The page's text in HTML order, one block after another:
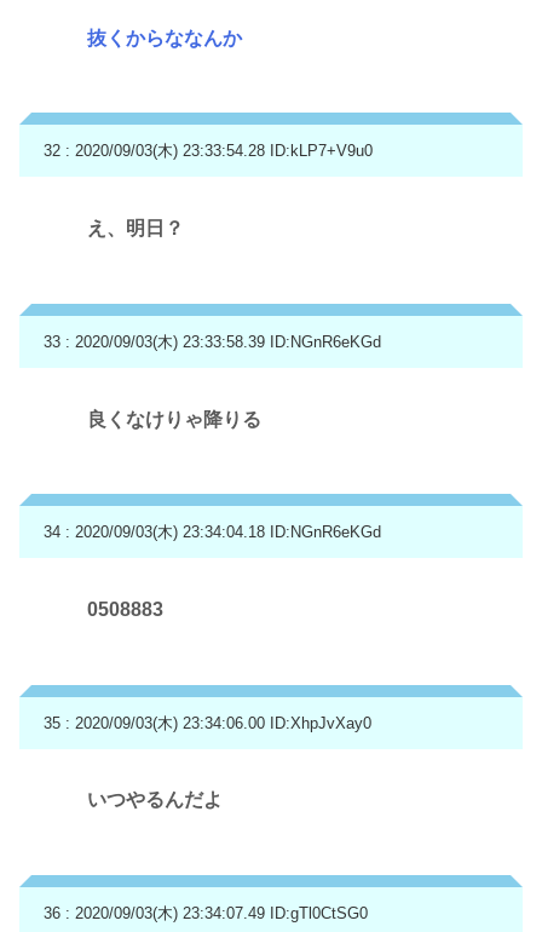
抜くからななんか
32 : 2020/09/03(木) 23:33:54.28 ID:kLP7+V9u0
え、明日？
33 : 2020/09/03(木) 23:33:58.39 ID:NGnR6eKGd
良くなけりゃ降りる
34 : 2020/09/03(木) 23:34:04.18 ID:NGnR6eKGd
0508883
35 : 2020/09/03(木) 23:34:06.00 ID:XhpJvXay0
いつやるんだよ
36 : 2020/09/03(木) 23:34:07.49 ID:gTl0CtSG0